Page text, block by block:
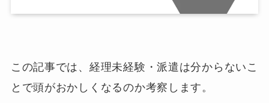
この記事では、経理未経験・派遣は分からないこ
とで頭がおかしくなるのか考察します。